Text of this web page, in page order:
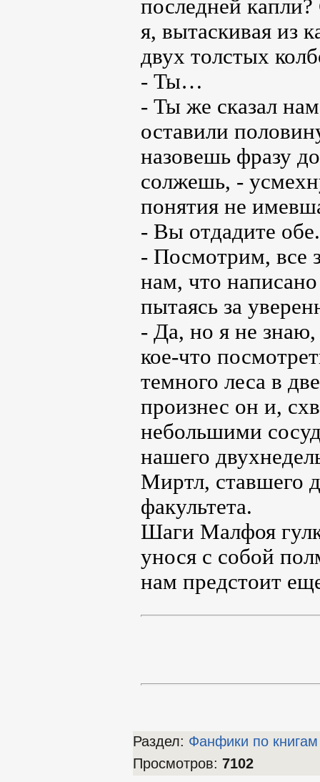
последней
я, вытаскивая из
двух толстых
- Ты…
- Ты же сказал
оставили
назовешь фразу
солжешь, -
понятия не
- Вы отдадите обе.
- Посмотрим, все
нам, что
пытаясь за
- Да, но я не
кое-что
темного леса в
произнес он и,
небольшими
нашего
Миртл, ставшего
факультета.
Шаги Малфоя
унося с собой
нам предстоит
Раздел: Фанфики по книгам
Просмотров: 7102